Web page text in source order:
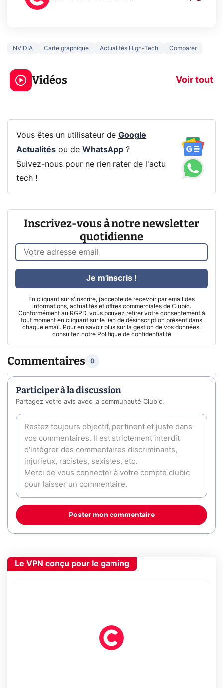
NVIDIA Carte graphique Actualités High-Tech Comparer
Vidéos Voir tout
3 écrans en 1 pour
319€ ? Voici L'AOC
CQ32G4ZA !
5
prochaine
Vous êtes un utilisateur de Google
Actualitésou de WhatsApp?
Suivez-nous pour ne rien rater de l'actu
tech !
Inscrivez-vous à notre newsletter
quotidienne
En cliquant sur s'inscrire, j’accepte de recevoir par email des
informations, actualités et offres commerciales de Clubic.
Conformément au RGPD, vous pouvez retirer votre consentement à
tout moment en cliquant sur le lien de désinscription présent dans
chaque email. Pour en savoir plus sur la gestion de vos données,
consultez notre Politique de confidentialité
Je m'inscris !
Commentaires 0
Participer à la discussion
Partagez votre avis avec la communauté Clubic.
Poster mon commentaire
Le VPN conçu pour le gaming